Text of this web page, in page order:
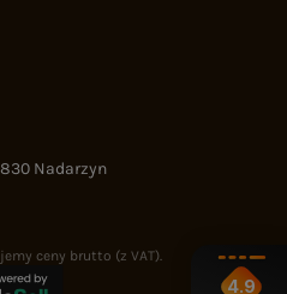
Nadarzyn
ceny brutto (z VAT).
4.9